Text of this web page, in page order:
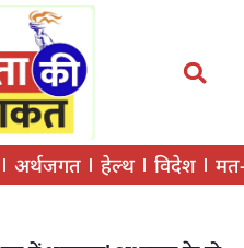
अर्थजगत हेल्थ विदेश